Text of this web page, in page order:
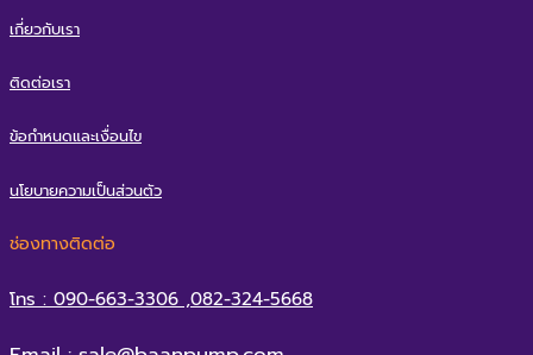
เกี่ยวกับเรา
ติดต่อเรา
ข้อกำหนดและเงื่อนไข
นโยบายความเป็นส่วนตัว
ช่องทางติดต่อ
โทร : 090-663-3306 ,082-324-5668